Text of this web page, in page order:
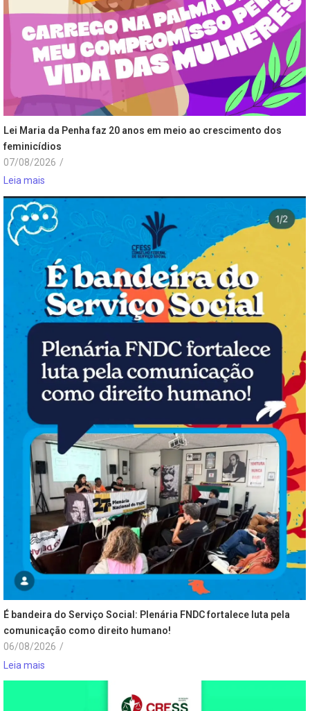
Lei Maria da Penha faz 20 anos em meio ao crescimento dos
feminicídios
07/08/2026 /
Leia mais
É bandeira do Serviço Social: Plenária FNDC fortalece luta pela
comunicação como direito humano!
06/08/2026 /
Leia mais